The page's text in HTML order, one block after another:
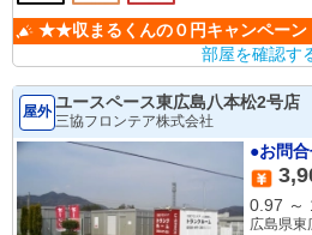
★★収まるくんの０円キャンペー
部屋を確認す
屋外 ユースペース東広島八本松2号店
三協フロンテア株式会社
●お問
0.97 ～
広島県東